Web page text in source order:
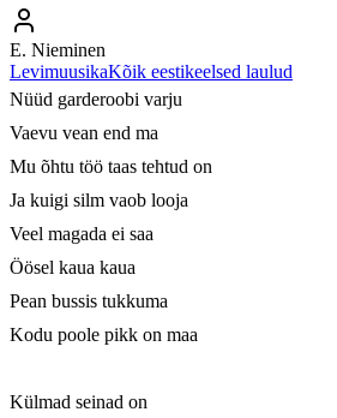
E. Nieminen
LevimuusikaKõik eestikeelsed laulud
Nüüd garderoobi varju
Vaevu vean end ma
Mu õhtu töö taas tehtud on
Ja kuigi silm vaob looja
Veel magada ei saa
Öösel kaua kaua
Pean bussis tukkuma
Kodu poole pikk on maa
Külmad seinad on